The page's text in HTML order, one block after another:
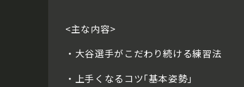
<主な内容>
・大谷選手がこだわり続ける練習法
・上手くなるコツ｢基本姿勢｣